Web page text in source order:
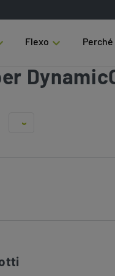
Flexo Perché